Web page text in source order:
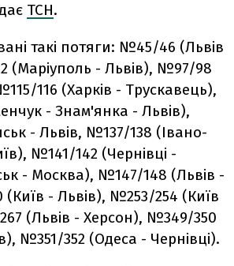
ТСН.
такі потяги: №45/46 (Львів
(Маріуполь - Львів), №97/98
116 (Харків - Трускавець),
- Знам'янка - Львів),
- Львів, №137/138 (Івано-
№141/142 (Чернівці -
- Москва), №147/148 (Львів -
(Київ - Львів), №253/254 (Київ
(Львів - Херсон), №349/350
№351/352 (Одеса - Чернівці).